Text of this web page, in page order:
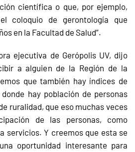
científica o que, por ejemplo,
coloquio de gerontología que
en la Facultad de Salud”.
ejecutiva de Gerópolis UV, dijo
a alguien de la Región de la
que también hay índices de
hay población de personas
ruralidad, que eso muchas veces
de las personas, como
servicios. Y creemos que esta se
oportunidad interesante para